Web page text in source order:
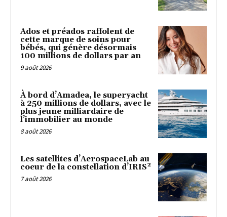
Ados et préados raffolent de
cette marque de soins pour
bébés, qui génère désormais
100 millions de dollars par an
9 août 2026
À bord d’Amadea, le superyacht
à 250 millions de dollars, avec le
plus jeune milliardaire de
l’immobilier au monde
8 août 2026
Les satellites d’AerospaceLab au
coeur de la constellation d’IRIS²
7 août 2026